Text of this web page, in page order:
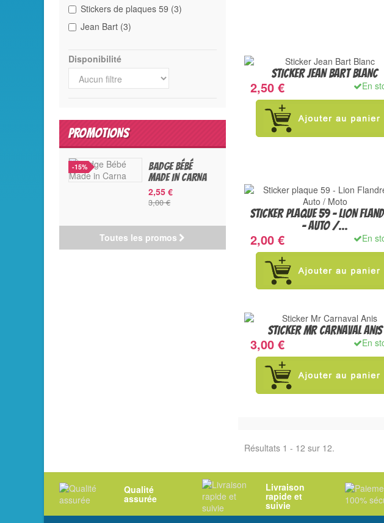
Stickers de plaques 59 (3)
Jean Bart (3)
Disponibilité
PROMOTIONS
-15%
BADGE BÉBÉ
MADE IN CARNA
2,55 €
3,00 €
Toutes les promos
STICKER JEAN BART BLANC
2,50 € En
STICKER PLAQUE 59 - LION
- AUTO /...
2,00 € En
STICKER MR CARNAVAL ANIS
3,00 € En
Résultats 1 - 12 sur 12.
Qualité
assurée
Livraison
rapide et
suivie